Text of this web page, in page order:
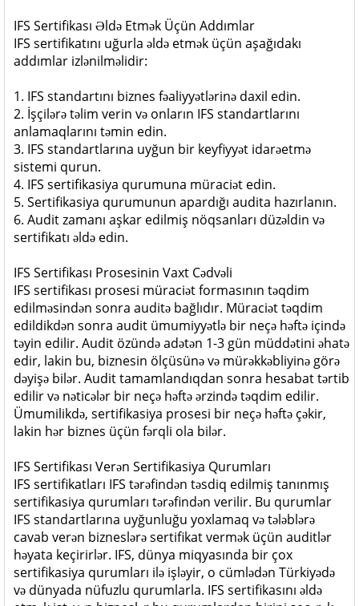
IFS Sertifikası Əldə Etmək Üçün Addımlar
IFS sertifikatını uğurla əldə etmək üçün aşağıdakı
addımlar izlənilməlidir:
1. IFS standartını biznes fəaliyyətlərinə daxil edin.
2. İşçilərə təlim verin və onların IFS standartlarını
anlamaqlarını təmin edin.
3. IFS standartlarına uyğun bir keyfiyyət idarəetmə
sistemi qurun.
4. IFS sertifikasiya qurumuna müraciət edin.
5. Sertifikasiya qurumunun apardığı audita hazırlanın.
6. Audit zamanı aşkar edilmiş nöqsanları düzəldin və
sertifikatı əldə edin.
IFS Sertifikası Prosesinin Vaxt Cədvəli
IFS sertifikası prosesi müraciət formasının təqdim
edilməsindən sonra auditə bağlıdır. Müraciət təqdim
edildikdən sonra audit ümumiyyətlə bir neçə həftə içində
təyin edilir. Audit özündə adətən 1-3 gün müddətini əhatə
edir, lakin bu, biznesin ölçüsünə və mürəkkəbliyinə görə
dəyişə bilər. Audit tamamlandıqdan sonra hesabat tərtib
edilir və nəticələr bir neçə həftə ərzində təqdim edilir.
Ümumilikdə, sertifikasiya prosesi bir neçə həftə çəkir,
lakin hər biznes üçün fərqli ola bilər.
IFS Sertifikası Verən Sertifikasiya Qurumları
IFS sertifikatları IFS tərəfindən təsdiq edilmiş tanınmış
sertifikasiya qurumları tərəfindən verilir. Bu qurumlar
IFS standartlarına uyğunluğu yoxlamaq və tələblərə
cavab verən bizneslərə sertifikat vermək üçün auditlər
həyata keçirirlər. IFS, dünya miqyasında bir çox
sertifikasiya qurumları ilə işləyir, o cümlədən Türkiyədə
və dünyada nüfuzlu qurumlarla. IFS sertifikasını əldə